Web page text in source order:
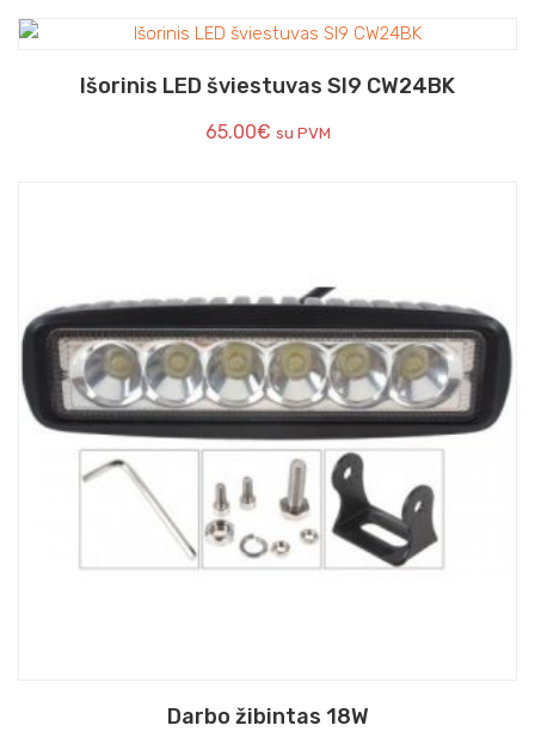
Išorinis LED šviestuvas SI9 CW24BK
65.00€ su PVM
Darbo žibintas 18W